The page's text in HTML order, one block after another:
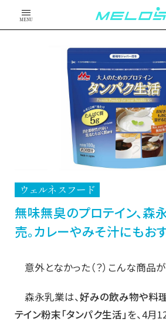
MENU
ウェルネスフード
無味無臭のプロテイン、森
売。カレーやみそ汁にもお
意外となかった（？）こんな商品
森永乳業は、好みの飲み物や料
テイン粉末「タンパク生活」を、4月